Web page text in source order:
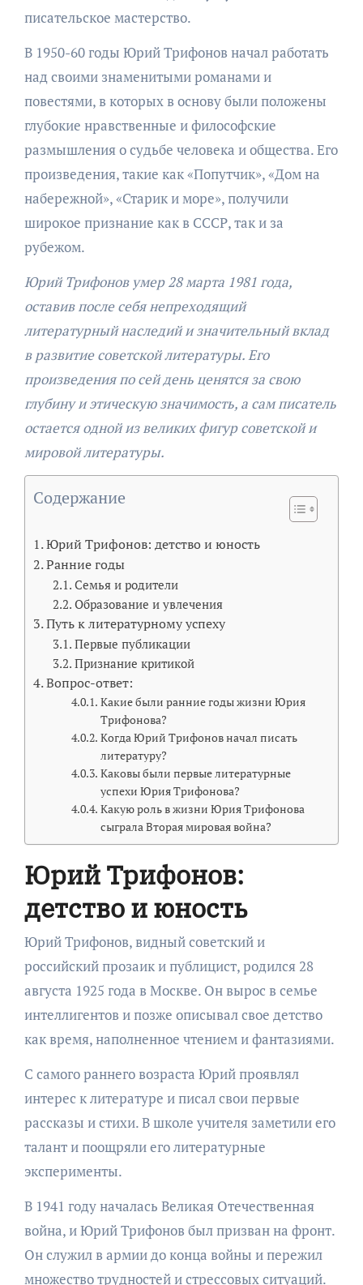
писательское мастерство.
В 1950-60 годы Юрий Трифонов начал работать
над своими знаменитыми романами и
повестями, в которых в основу были положены
глубокие нравственные и философские
размышления о судьбе человека и общества. Его
произведения, такие как «Попутчик», «Дом на
набережной», «Старик и море», получили
широкое признание как в СССР, так и за
рубежом.
Юрий Трифонов умер 28 марта 1981 года,
оставив после себя непреходящий
литературный наследий и значительный вклад
в развитие советской литературы. Его
произведения по сей день ценятся за свою
глубину и этическую значимость, а сам писатель
остается одной из великих фигур советской и
мировой литературы.
Содержание
Юрий Трифонов: детство и юность
Ранние годы
Семья и родители
Образование и увлечения
Путь к литературному успеху
Первые публикации
Признание критикой
Вопрос-ответ:
Какие были ранние годы жизни Юрия
Трифонова?
Когда Юрий Трифонов начал писать
литературу?
Каковы были первые литературные
успехи Юрия Трифонова?
Какую роль в жизни Юрия Трифонова
сыграла Вторая мировая война?
Юрий Трифонов:
детство и юность
Юрий Трифонов, видный советский и
российский прозаик и публицист, родился 28
августа 1925 года в Москве. Он вырос в семье
интеллигентов и позже описывал свое детство
как время, наполненное чтением и фантазиями.
С самого раннего возраста Юрий проявлял
интерес к литературе и писал свои первые
рассказы и стихи. В школе учителя заметили его
талант и поощряли его литературные
эксперименты.
В 1941 году началась Великая Отечественная
война, и Юрий Трифонов был призван на фронт.
Он служил в армии до конца войны и пережил
множество трудностей и стрессовых ситуаций.